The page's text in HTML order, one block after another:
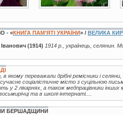
- «КНИГА ПАМ’ЯТІ УКРАЇНИ» / ВЕЛИКА
(1914) 1914 р., українець, селянин.
якому переважали дрібні ремісники і
соціалістичне місто з суцільною
у 2 лікарнях, а також медпрацівники
та в школі-інтернаті....
БЕРШАДЩИНИ